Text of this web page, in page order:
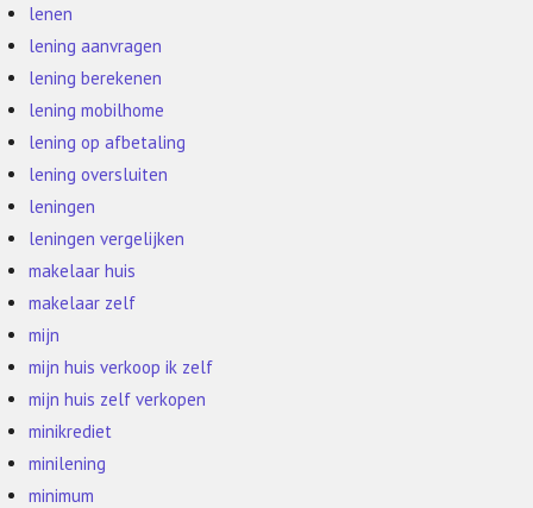
lenen
lening aanvragen
lening berekenen
lening mobilhome
lening op afbetaling
lening oversluiten
leningen
leningen vergelijken
makelaar huis
makelaar zelf
mijn
mijn huis verkoop ik zelf
mijn huis zelf verkopen
minikrediet
minilening
minimum